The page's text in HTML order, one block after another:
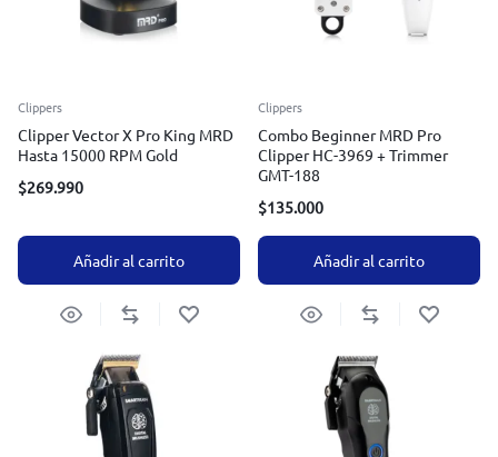
Clippers
Clipper Vector X Pro King MRD
Hasta 15000 RPM Gold
$269.990
Añadir al carrito
Clippers
Combo Beginner MRD Pro
Clipper HC-3969 + Trimmer
GMT-188
$135.000
Añadir al carrito